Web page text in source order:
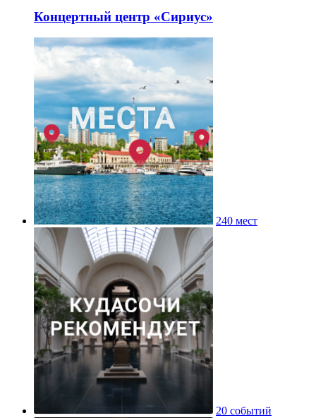
Концертный центр «Сириус»
240 мест
20 событий